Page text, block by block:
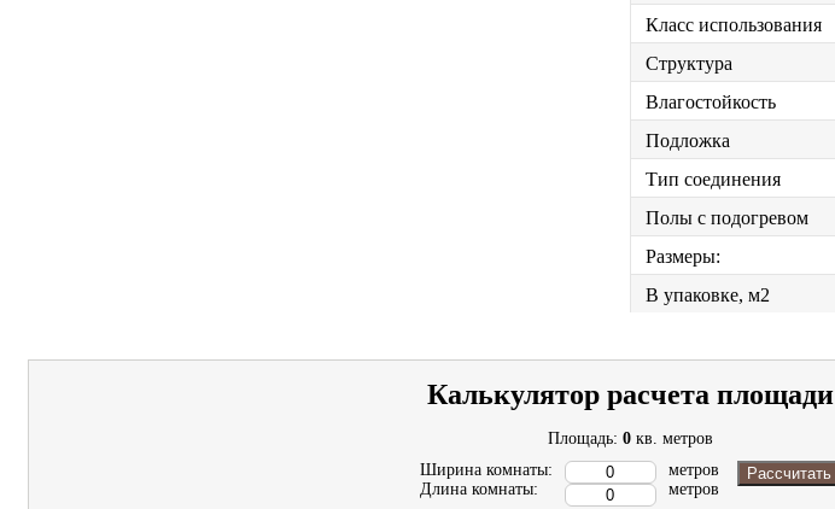
Класс использования
Структура
Влагостойкость
Подложка
Тип соединения
Полы с подогревом
Размеры:
В упаковке, м2
Калькулятор расчета площади
Площадь: 0 кв. метров
Ширина комнаты:
Длина комнаты:
метров
метров
Рассчитать